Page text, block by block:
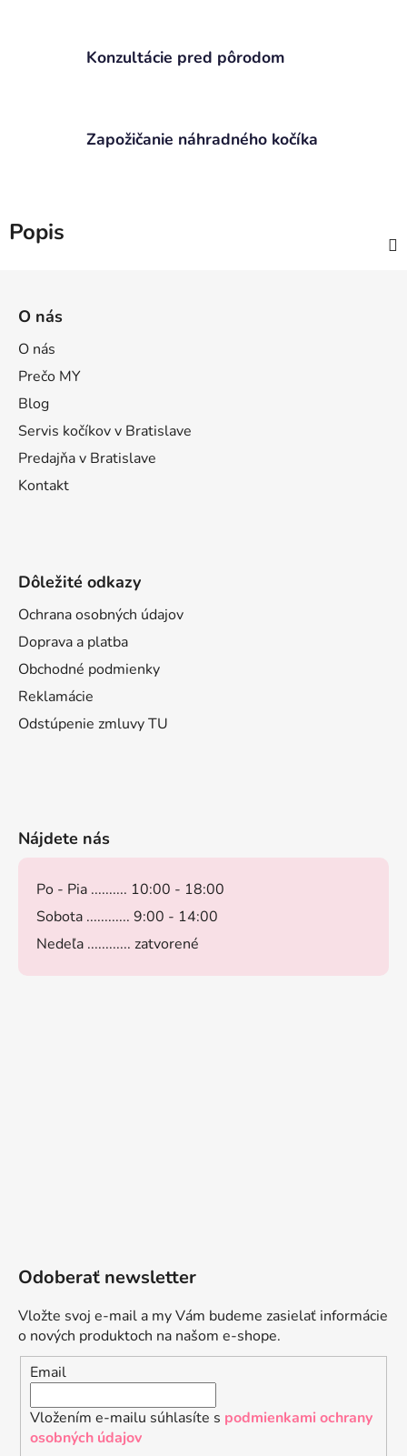
Konzultácie pred pôrodom
Zapožičanie náhradného kočíka
Popis
O nás
O nás
Prečo MY
Blog
Servis kočíkov v Bratislave
Predajňa v Bratislave
Kontakt
Dôležité odkazy
Ochrana osobných údajov
Doprava a platba
Obchodné podmienky
Reklamácie
Odstúpenie zmluvy TU
Nájdete nás
Po - Pia .......... 10:00 - 18:00
Sobota ............ 9:00 - 14:00
Nedeľa ............ zatvorené
Odoberať newsletter
Vložte svoj e-mail a my Vám budeme zasielať informácie
o nových produktoch na našom e-shope.
Email
Vložením e-mailu súhlasíte s podmienkami ochrany
osobných údajov